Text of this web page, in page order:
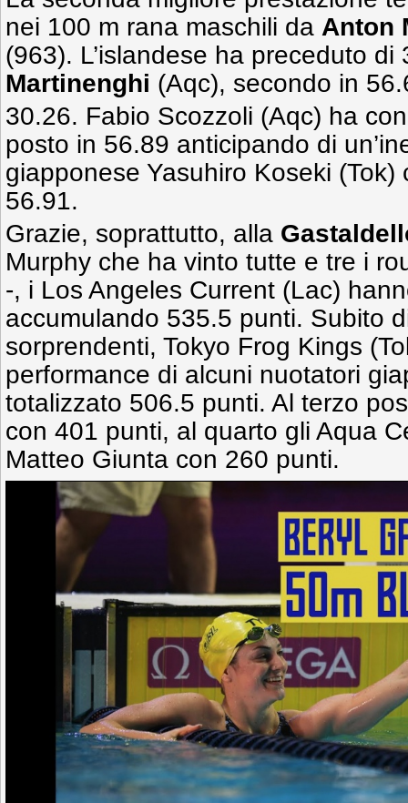
nei 100 m rana maschili da Anton
(963). L’islandese ha preceduto
Martinenghi (Aqc), secondo in
30.26. Fabio Scozzoli (Aqc) ha
posto in 56.89 anticipando di
giapponese Yasuhiro Koseki
56.91.
Grazie, soprattutto, alla
Murphy che ha vinto tutte e tre i
-, i Los Angeles Current (Lac)
accumulando 535.5 punti. Subito
sorprendenti, Tokyo Frog Kings
performance di alcuni nuotatori
totalizzato 506.5 punti. Al terzo
con 401 punti, al quarto gli Aqua
Matteo Giunta con 260 punti.